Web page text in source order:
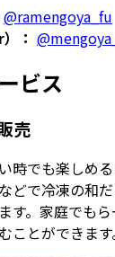
@ramengoya_fu
：
ビス
売
時でも楽しめ
どで冷凍の和
す。家庭でも
ことができます